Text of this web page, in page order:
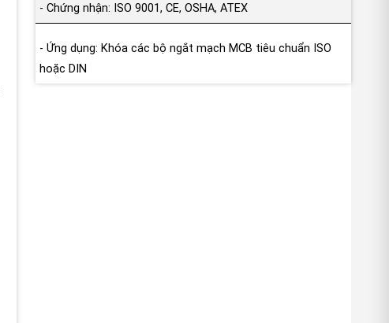
- Chứng nhận: ISO 9001, CE, OSHA, ATEX
- Ứng dụng: Khóa các bộ ngắt mạch MCB tiêu chuẩn ISO
hoặc DIN